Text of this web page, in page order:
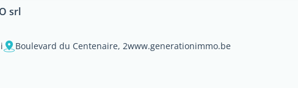
srl
Boulevard du Centenaire, 2www.generationimmo.be